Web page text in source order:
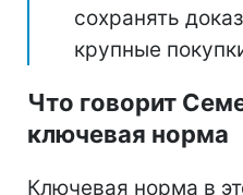
сохранять
крупные
Что говорит
ключевая норма
Ключевая норма в